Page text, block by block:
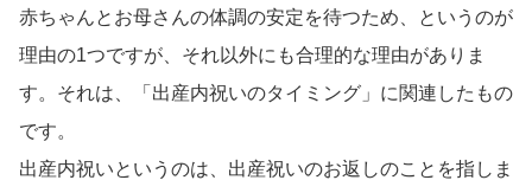
赤ちゃんとお母さんの体調の安定を待つため、というのが
理由の1つですが、それ以外にも合理的な理由がありま
す。それは、「出産内祝いのタイミング」に関連したもの
です。
出産内祝いというのは、出産祝いのお返しのことを指しま